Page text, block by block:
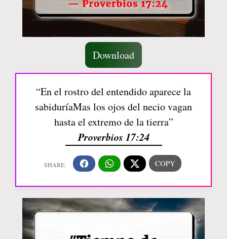
Download
“En el rostro del entendido aparece la
sabiduríaMas los ojos del necio vagan
hasta el extremo de la tierra”
Proverbios 17:24